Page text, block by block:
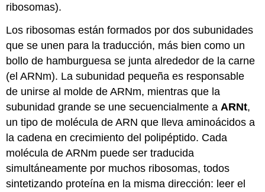
ribosomas).
Los ribosomas están formados por dos subunidades
que se unen para la traducción, más bien como un
bollo de hamburguesa se junta alrededor de la carne
(el ARNm). La subunidad pequeña es responsable
de unirse al molde de ARNm, mientras que la
subunidad grande se une secuencialmente a ARNt,
un tipo de molécula de ARN que lleva aminoácidos a
la cadena en crecimiento del polipéptido. Cada
molécula de ARNm puede ser traducida
simultáneamente por muchos ribosomas, todos
sintetizando proteína en la misma dirección: leer el